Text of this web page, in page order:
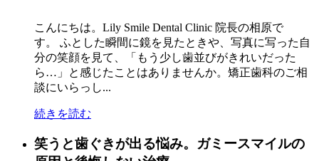
こんにちは。Lily Smile Dental Clinic 院長の相原で
す。 ふとした瞬間に鏡を見たときや、写真に写った自
分の笑顔を見て、「もう少し歯並びがきれいだった
ら…」と感じたことはありませんか。矯正歯科のご相
談にいらっし...
続きを読む
笑うと歯ぐきが出る悩み。ガミースマイルの